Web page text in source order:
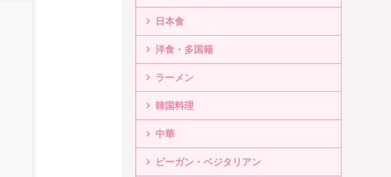
日本食
洋食・多国籍
ラーメン
韓国料理
中華
ビーガン・ベジタリアン